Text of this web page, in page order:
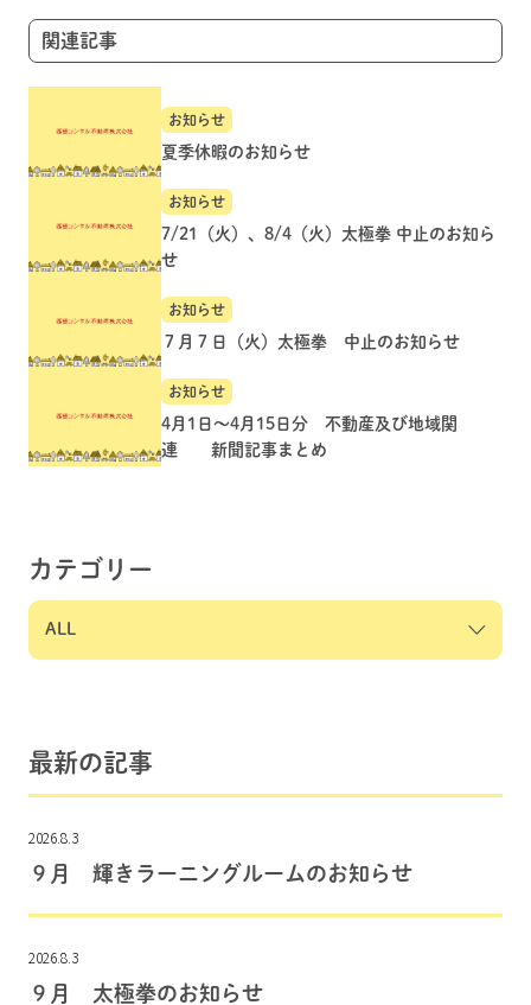
ョ
ン関連記事
お知らせ
夏季休暇のお知らせ
お知らせ
7/21（火）、8/4（火）太極拳 中止のお知ら
せ
お知らせ
７月７日（火）太極拳 中止のお知らせ
お知らせ
4月1日～4月15日分 不動産及び地域関
連 新聞記事まとめ
カテゴリー
最新の記事
2026.8.3
９月 輝きラーニングルームのお知らせ
2026.8.3
９月 太極拳のお知らせ